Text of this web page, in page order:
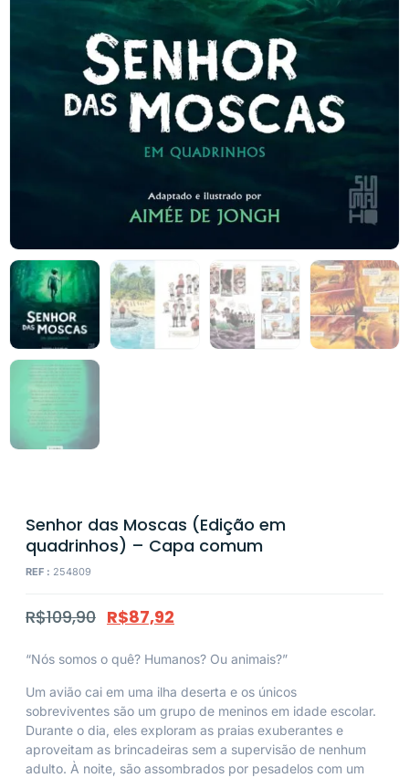
Senhor das Moscas (Edição em
quadrinhos) – Capa comum
REF : 254809
R$109,90 R$87,92
“Nós somos o quê? Humanos? Ou animais?”
Um avião cai em uma ilha deserta e os únicos
sobreviventes são um grupo de meninos em idade escolar.
Durante o dia, eles exploram as praias exuberantes e
aproveitam as brincadeiras sem a supervisão de nenhum
adulto. À noite, são assombrados por pesadelos com um